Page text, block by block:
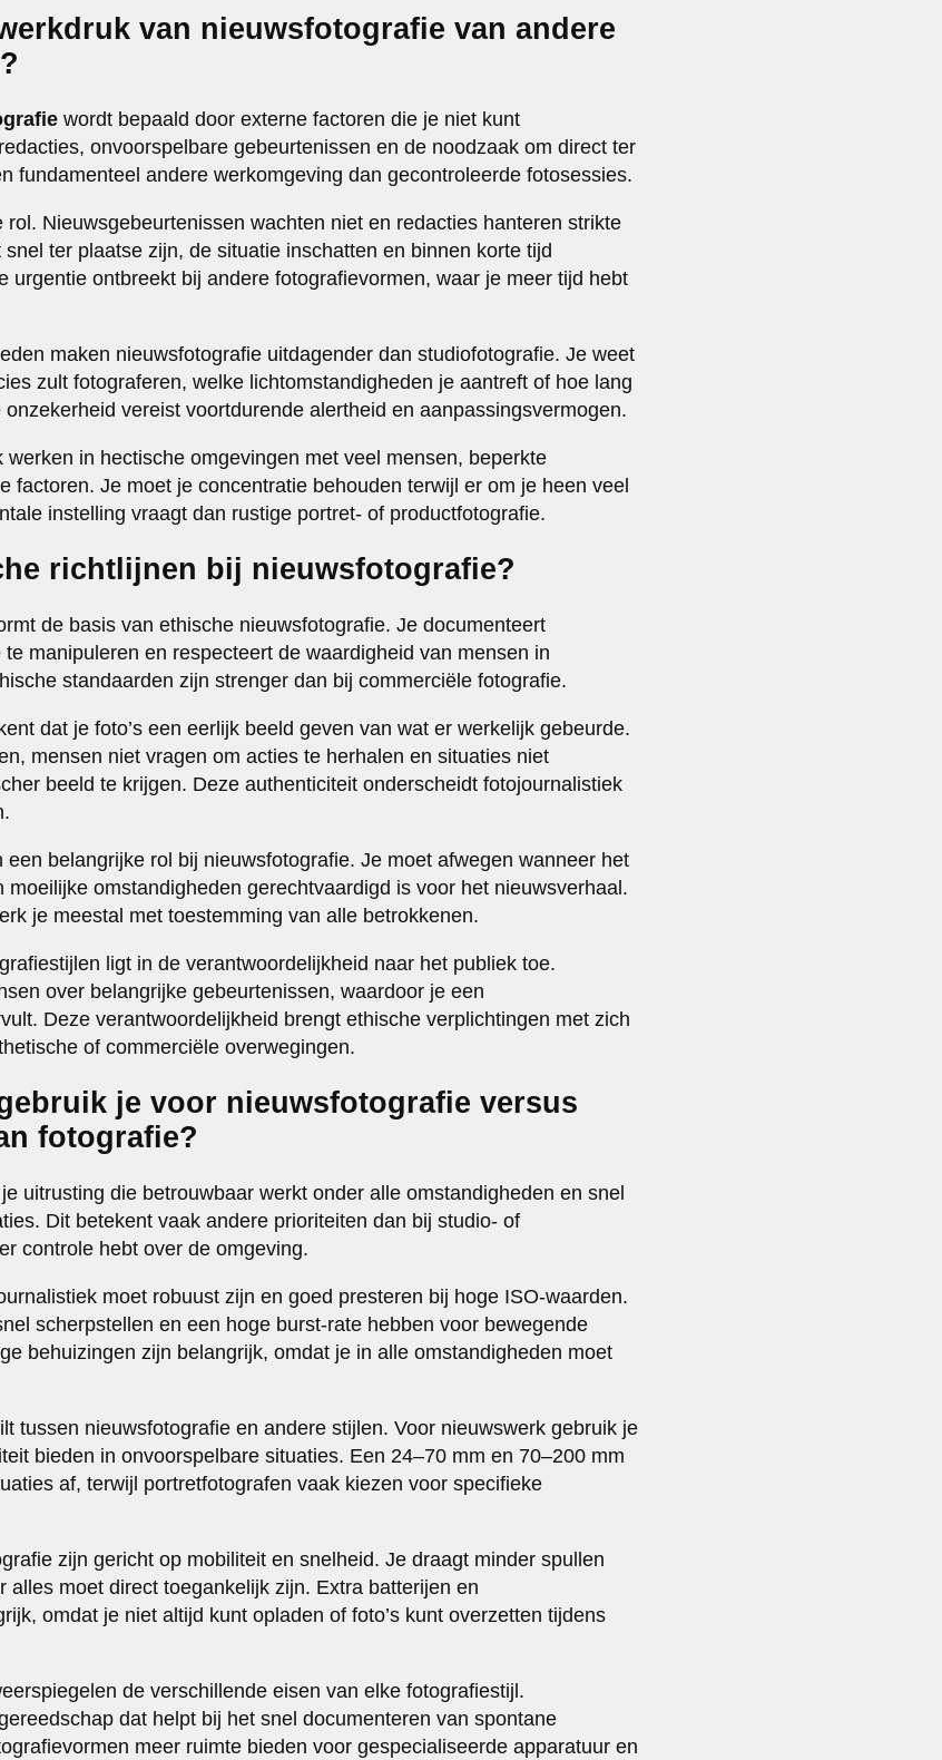
van nieuwsfotografie van andere
wordt bepaald door externe factoren die je niet kunt
onvoorspelbare gebeurtenissen en de noodzaak om direct ter
fundamenteel andere werkomgeving dan gecontroleerde fotosessies.
Nieuwsgebeurtenissen wachten niet en redacties hanteren strikte
ter plaatse zijn, de situatie inschatten en binnen korte tijd
urgentie ontbreekt bij andere fotografievormen, waar je meer tijd hebt
maken nieuwsfotografie uitdagender dan studiofotografie. Je weet
zult fotograferen, welke lichtomstandigheden je aantreft of hoe lang
vereist voortdurende alertheid en aanpassingsvermogen.
in hectische omgevingen met veel mensen, beperkte
factoren. Je moet je concentratie behouden terwijl er om je heen veel
instelling vraagt dan rustige portret- of productfotografie.
richtlijnen bij nieuwsfotografie?
de basis van ethische nieuwsfotografie. Je documenteert
manipuleren en respecteert de waardigheid van mensen in
standaarden zijn strenger dan bij commerciële fotografie.
dat je foto’s een eerlijk beeld geven van wat er werkelijk gebeurde.
mensen niet vragen om acties te herhalen en situaties niet
beeld te krijgen. Deze authenticiteit onderscheidt fotojournalistiek
belangrijke rol bij nieuwsfotografie. Je moet afwegen wanneer het
omstandigheden gerechtvaardigd is voor het nieuwsverhaal.
je meestal met toestemming van alle betrokkenen.
ligt in de verantwoordelijkheid naar het publiek toe.
over belangrijke gebeurtenissen, waardoor je een
Deze verantwoordelijkheid brengt ethische verplichtingen met zich
of commerciële overwegingen.
je voor nieuwsfotografie versus
fotografie?
uitrusting die betrouwbaar werkt onder alle omstandigheden en snel
Dit betekent vaak andere prioriteiten dan bij studio- of
controle hebt over de omgeving.
moet robuust zijn en goed presteren bij hoge ISO-waarden.
scherpstellen en een hoge burst-rate hebben voor bewegende
behuizingen zijn belangrijk, omdat je in alle omstandigheden moet
tussen nieuwsfotografie en andere stijlen. Voor nieuwswerk gebruik je
bieden in onvoorspelbare situaties. Een 24–70 mm en 70–200 mm
af, terwijl portretfotografen vaak kiezen voor specifieke
zijn gericht op mobiliteit en snelheid. Je draagt minder spullen
alles moet direct toegankelijk zijn. Extra batterijen en
omdat je niet altijd kunt opladen of foto’s kunt overzetten tijdens
de verschillende eisen van elke fotografiestijl.
dat helpt bij het snel documenteren van spontane
meer ruimte bieden voor gespecialiseerde apparatuur en